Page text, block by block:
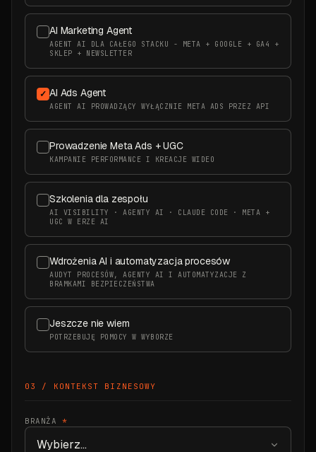
AI Marketing Agent
AGENT AI DLA CAŁEGO STACKU - META + GOOGLE + GA4 +
SKLEP + NEWSLETTER
AI Ads Agent
AGENT AI PROWADZĄCY WYŁĄCZNIE META ADS PRZEZ API
Prowadzenie Meta Ads + UGC
KAMPANIE PERFORMANCE I KREACJE WIDEO
Szkolenia dla zespołu
AI VISIBILITY · AGENTY AI · CLAUDE CODE · META +
UGC W ERZE AI
Wdrożenia AI i automatyzacja procesów
AUDYT PROCESÓW, AGENTY AI I AUTOMATYZACJE Z
BRAMKAMI BEZPIECZEŃSTWA
Jeszcze nie wiem
POTRZEBUJĘ POMOCY W WYBORZE
03 / KONTEKST BIZNESOWY
BRANŻA *